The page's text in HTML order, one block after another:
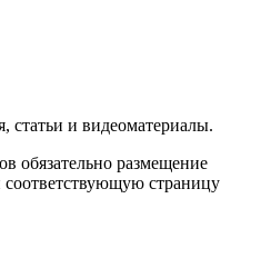
статьи и видеоматериалы.
обязательно размещение
страницу